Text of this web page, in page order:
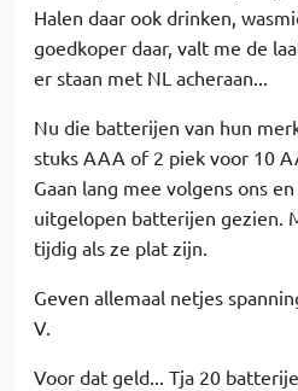
Halen daar ook drinken,
goedkoper daar, valt me de
er staan met NL acheraan...
Nu die batterijen van hun
stuks AAA of 2 piek voor 10
Gaan lang mee volgens ons
uitgelopen batterijen gezien.
tijdig als ze plat zijn.
Geven allemaal netjes
V.
Voor dat geld... Tja 20